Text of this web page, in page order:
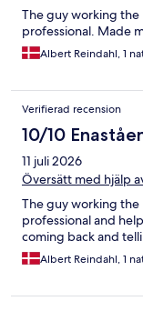
The guy working
professional. Made
Albert Reindahl, 1
Verifierad recension
10/10
11 juli 2026
Översätt med hjälp
The guy working the
professional and
coming back and
Albert Reindahl, 1